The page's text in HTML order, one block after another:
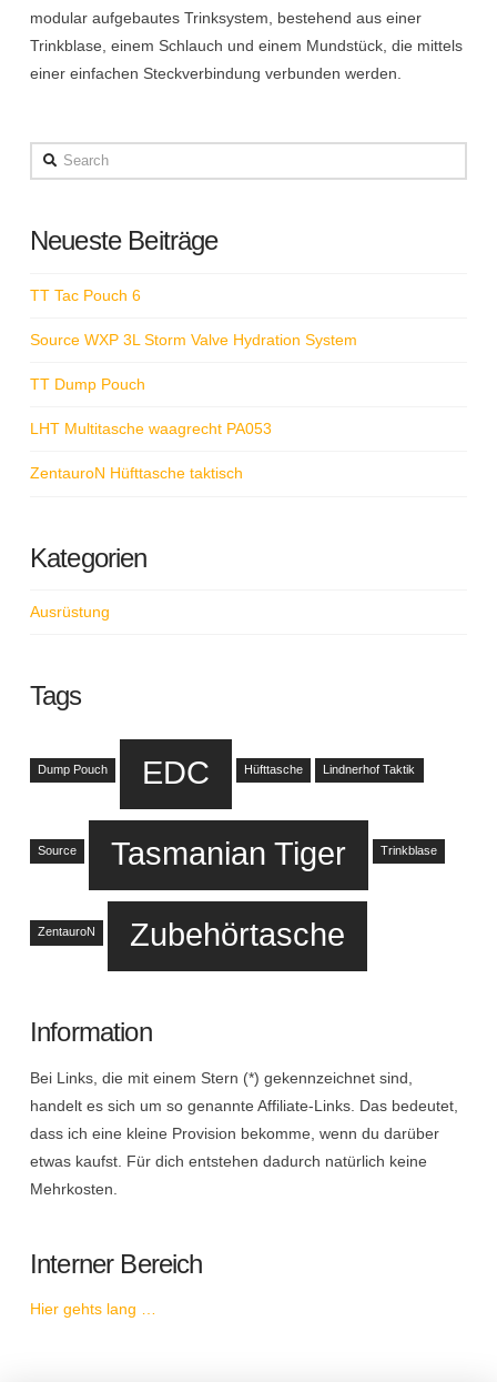
modular aufgebautes Trinksystem, bestehend aus einer
Trinkblase, einem Schlauch und einem Mundstück, die mittels
einer einfachen Steckverbindung verbunden werden.
Search
Neueste Beiträge
TT Tac Pouch 6
Source WXP 3L Storm Valve Hydration System
TT Dump Pouch
LHT Multitasche waagrecht PA053
ZentauroN Hüfttasche taktisch
Kategorien
Ausrüstung
Tags
Dump Pouch EDC Hüfttasche Lindnerhof Taktik
Source Tasmanian Tiger Trinkblase
ZentauroN Zubehörtasche
Information
Bei Links, die mit einem Stern (*) gekennzeichnet sind,
handelt es sich um so genannte Affiliate-Links. Das bedeutet,
dass ich eine kleine Provision bekomme, wenn du darüber
etwas kaufst. Für dich entstehen dadurch natürlich keine
Mehrkosten.
Interner Bereich
Hier gehts lang …